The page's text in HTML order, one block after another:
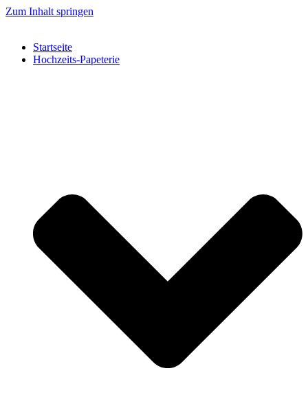
Zum Inhalt springen
Startseite
Hochzeits-Papeterie